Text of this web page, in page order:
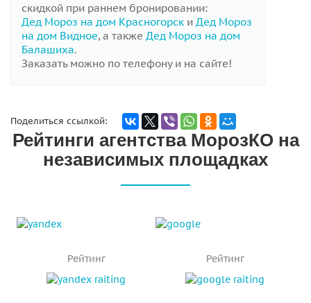
скидкой при раннем бронировании:
Дед Мороз на дом Красногорск и Дед Мороз
на дом Видное, а также Дед Мороз на дом
Балашиха.
Заказать можно по телефону и на сайте!
Поделиться ссылкой:
Рейтинги агентства МорозКО на
независимых площадках
Рейтинг Рейтинг